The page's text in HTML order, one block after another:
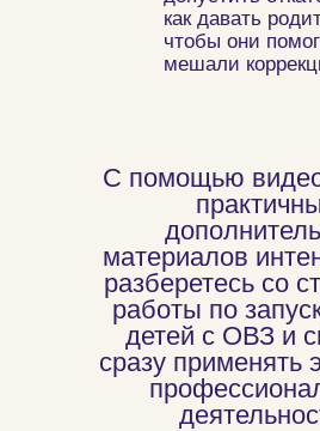
как давать
чтобы они
мешали
С помощью
материалов
разберетесь со
работы по
детей с ОВЗ и
сразу применять